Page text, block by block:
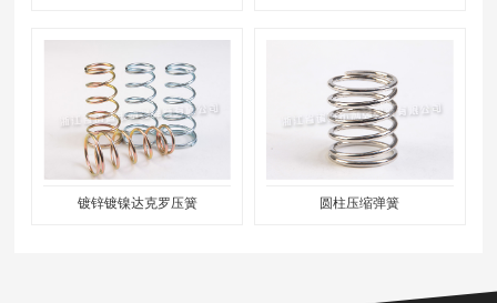
镀锌镀镍达克罗压簧 圆柱压缩弹簧